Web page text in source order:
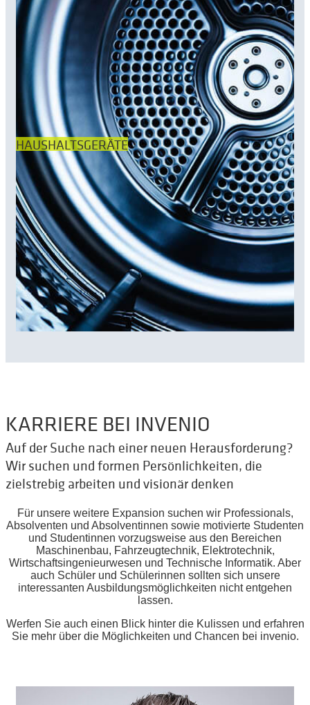
HAUSHALTSGERÄTE
KARRIERE BEI INVENIO
Auf der Suche nach einer neuen Herausforderung?
Wir suchen und formen Persönlichkeiten, die
zielstrebig arbeiten und visionär denken
Für unsere weitere Expansion suchen wir Professionals,
Absolventen und Absolventinnen sowie motivierte Studenten
und Studentinnen vorzugsweise aus den Bereichen
Maschinenbau, Fahrzeugtechnik, Elektrotechnik,
Wirtschaftsingenieurwesen und Technische Informatik. Aber
auch Schüler und Schülerinnen sollten sich unsere
interessanten Ausbildungsmöglichkeiten nicht entgehen
lassen.
Werfen Sie auch einen Blick hinter die Kulissen und erfahren
Sie mehr über die Möglichkeiten und Chancen bei invenio.